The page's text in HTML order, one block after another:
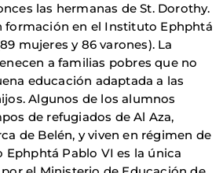
las hermanas de St. Dorothy.
formación en el Instituto Ephphtá
mujeres y 86 varones). La
a familias pobres que no
educación adaptada a las
Algunos de los alumnos
de refugiados de Al Aza,
de Belén, y viven en régimen de
Pablo VI es la única